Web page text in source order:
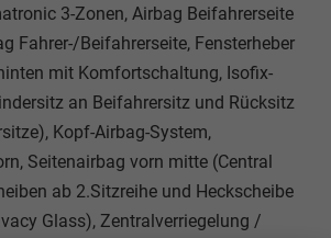
3-Zonen, Airbag Beifahrerseite
Fahrer-/Beifahrerseite, Fensterheber
mit Komfortschaltung, Isofix-
an Beifahrersitz und Rücksitz
Kopf-Airbag-System,
Seitenairbag vorn mitte (Central
ab 2.Sitzreihe und Heckscheibe
Glass), Zentralverriegelung /